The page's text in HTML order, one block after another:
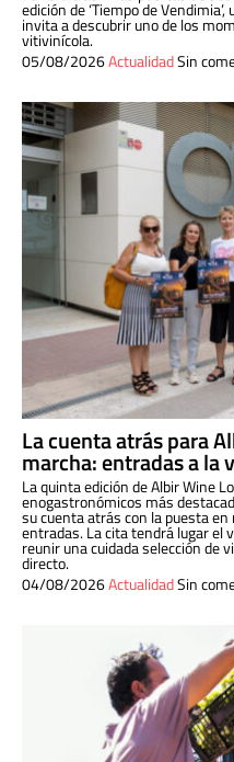
edición de ‘Tiempo de
invita a descubrir uno de los
vitivinícola.
05/08/2026ActualidadSin
La cuenta atrás para
marcha: entradas a
La quinta edición de Albir Wine
enogastronómicos más
su cuenta atrás con la puesta
entradas. La cita tendrá lugar el
reunir una cuidada selección de
directo.
04/08/2026ActualidadSin